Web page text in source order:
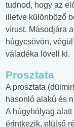
tudnod, hogy az
illetve különböző
vírust. Másodjára
húgycsövön,
váladéka lövell ki.
Prosztata
A prosztata
hasonló alakú és
A húgyhólyag
érintkezik, elülső